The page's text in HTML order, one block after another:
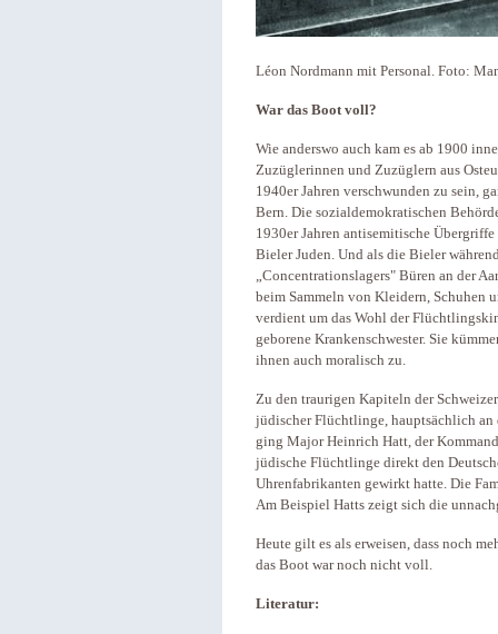
Léon Nordmann mit Personal. Foto:
War das Boot voll?
Wie anderswo auch kam es ab 1900
Zuzüglerinnen und Zuzüglern aus
1940er Jahren verschwunden zu sein,
Bern. Die sozialdemokratischen
1930er Jahren antisemitische
Bieler Juden. Und als die Bieler
„Concentrationslagers" Büren an der
beim Sammeln von Kleidern, Schuhen
verdient um das Wohl der
geborene Krankenschwester. Sie
ihnen auch moralisch zu.
Zu den traurigen Kapiteln der
jüdischer Flüchtlinge, hauptsächlich an
ging Major Heinrich Hatt, der
jüdische Flüchtlinge direkt den
Uhrenfabrikanten gewirkt hatte. Die
Am Beispiel Hatts zeigt sich die
Heute gilt es als erweisen, dass noch
das Boot war noch nicht voll.
Literatur: